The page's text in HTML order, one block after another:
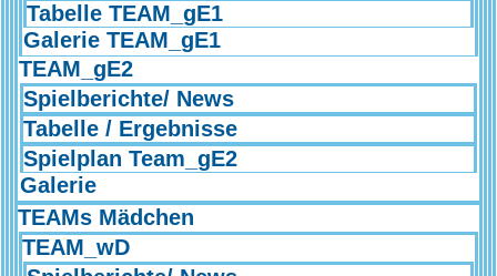
Tabelle TEAM_gE1
Galerie TEAM_gE1
TEAM_gE2
Spielberichte/ News
Tabelle / Ergebnisse
Spielplan Team_gE2
Galerie
TEAMs Mädchen
TEAM_wD